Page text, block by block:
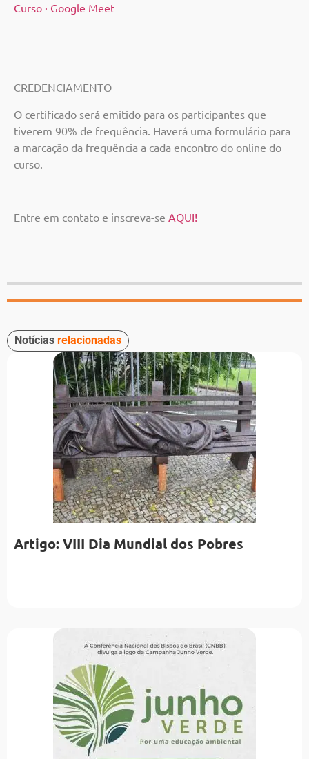
Curso · Google Meet
CREDENCIAMENTO
O certificado será emitido para os participantes que
tiverem 90% de frequência. Haverá uma formulário para
a marcação da frequência a cada encontro do online do
curso.
Entre em contato e inscreva-se AQUI!
Notícias relacionadas
Artigo: VIII Dia Mundial dos Pobres